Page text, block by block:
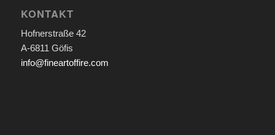
KONTAKT
Hofnerstraße 42
A-6811 Göfis
info@fineartoffire.com